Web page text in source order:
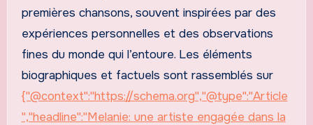
premières chansons, souvent inspirées par des
expériences personnelles et des observations
fines du monde qui l’entoure. Les éléments
biographiques et factuels sont rassemblés sur
{"@context":"https://schema.org","@type":"Article
","headline":"Melanie: une artiste engagée dans la